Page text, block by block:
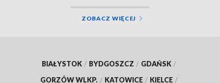
ZOBACZ WIĘCEJ
BIAŁYSTOK / BYDGOSZCZ / GDAŃSK /
GORZÓW WLKP. / KATOWICE / KIELCE /